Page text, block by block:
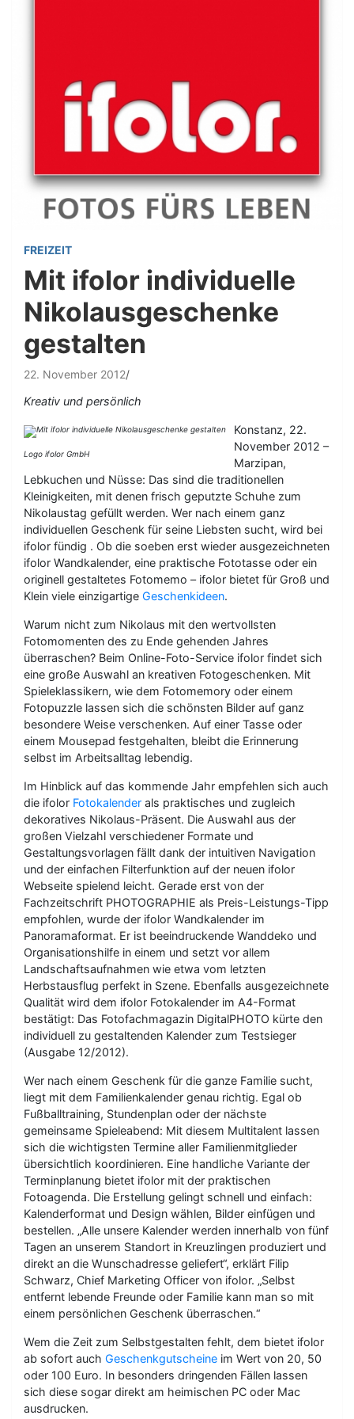
FREIZEIT
Mit ifolor individuelle
Nikolausgeschenke
gestalten
22. November 2012
Kreativ und persönlich
Logo ifolor GmbH
Konstanz, 22.
November 2012 –
Marzipan,
Lebkuchen und Nüsse: Das sind die traditionellen
Kleinigkeiten, mit denen frisch geputzte Schuhe zum
Nikolaustag gefüllt werden. Wer nach einem ganz
individuellen Geschenk für seine Liebsten sucht, wird bei
ifolor fündig . Ob die soeben erst wieder ausgezeichneten
ifolor Wandkalender, eine praktische Fototasse oder ein
originell gestaltetes Fotomemo – ifolor bietet für Groß und
Klein viele einzigartige Geschenkideen.
Warum nicht zum Nikolaus mit den wertvollsten
Fotomomenten des zu Ende gehenden Jahres
überraschen? Beim Online-Foto-Service ifolor findet sich
eine große Auswahl an kreativen Fotogeschenken. Mit
Spieleklassikern, wie dem Fotomemory oder einem
Fotopuzzle lassen sich die schönsten Bilder auf ganz
besondere Weise verschenken. Auf einer Tasse oder
einem Mousepad festgehalten, bleibt die Erinnerung
selbst im Arbeitsalltag lebendig.
Im Hinblick auf das kommende Jahr empfehlen sich auch
die ifolor Fotokalender als praktisches und zugleich
dekoratives Nikolaus-Präsent. Die Auswahl aus der
großen Vielzahl verschiedener Formate und
Gestaltungsvorlagen fällt dank der intuitiven Navigation
und der einfachen Filterfunktion auf der neuen ifolor
Webseite spielend leicht. Gerade erst von der
Fachzeitschrift PHOTOGRAPHIE als Preis-Leistungs-Tipp
empfohlen, wurde der ifolor Wandkalender im
Panoramaformat. Er ist beeindruckende Wanddeko und
Organisationshilfe in einem und setzt vor allem
Landschaftsaufnahmen wie etwa vom letzten
Herbstausflug perfekt in Szene. Ebenfalls ausgezeichnete
Qualität wird dem ifolor Fotokalender im A4-Format
bestätigt: Das Fotofachmagazin DigitalPHOTO kürte den
individuell zu gestaltenden Kalender zum Testsieger
(Ausgabe 12/2012).
Wer nach einem Geschenk für die ganze Familie sucht,
liegt mit dem Familienkalender genau richtig. Egal ob
Fußballtraining, Stundenplan oder der nächste
gemeinsame Spieleabend: Mit diesem Multitalent lassen
sich die wichtigsten Termine aller Familienmitglieder
übersichtlich koordinieren. Eine handliche Variante der
Terminplanung bietet ifolor mit der praktischen
Fotoagenda. Die Erstellung gelingt schnell und einfach:
Kalenderformat und Design wählen, Bilder einfügen und
bestellen. „Alle unsere Kalender werden innerhalb von fünf
Tagen an unserem Standort in Kreuzlingen produziert und
direkt an die Wunschadresse geliefert“, erklärt Filip
Schwarz, Chief Marketing Officer von ifolor. „Selbst
entfernt lebende Freunde oder Familie kann man so mit
einem persönlichen Geschenk überraschen.“
Wem die Zeit zum Selbstgestalten fehlt, dem bietet ifolor
ab sofort auch Geschenkgutscheine im Wert von 20, 50
oder 100 Euro. In besonders dringenden Fällen lassen
sich diese sogar direkt am heimischen PC oder Mac
ausdrucken.